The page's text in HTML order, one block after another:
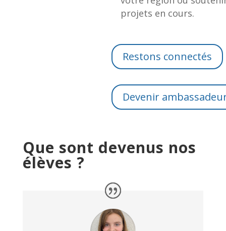
projets en cours.
Restons connectés
Devenir
Que sont devenus nos
élèves ?